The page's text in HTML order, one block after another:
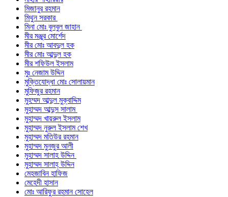
মিজানুর রহমান
মিথুন সরকার
মিনা মোঃ বুলবুল জাহান
মীর মঞ্জুর মোর্শেদ
মীর মোঃ আবদুল হক
মীর মোঃ আব্দুল হক
মীর শফিউল ইসলাম
মুঃ নেজাম উদ্দিন
মুক্তিযোদ্ধা মোঃ সোলায়মান
মুফিজুর রহমান
মুহম্মদ আব্দুল মুক্বাদ্দিম
মুহাম্মদ আব্দুস সালাম
মুহাম্মদ খায়রুল ইসলাম
মুহাম্মদ নুরুল ইসলাম শেখ
মুহাম্মদ মতিউর রহমান
মুহাম্মদ মুনজুর আলী
মুহাম্মদ সালাহ উদ্দিন
মুহাম্মদ সালাহ্ উদ্দিন
মেহজাবিন হাফিজ
মেহেদী হাসান
মোঃ আরিফুর রহমান সোহেল